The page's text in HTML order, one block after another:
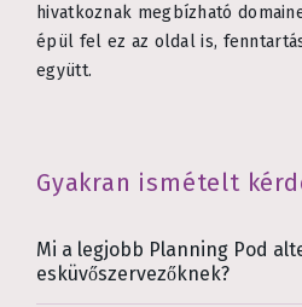
hivatkoznak megbízható
épül fel ez az oldal is,
együtt.
Gyakran ismételt
Mi a legjobb Planning Pod
esküvőszervezőknek?